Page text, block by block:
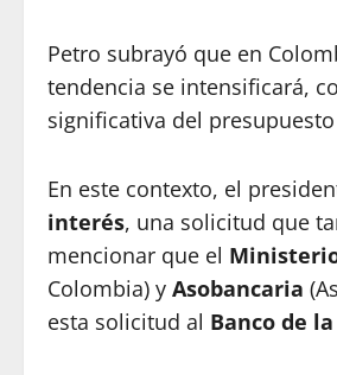
Petro subrayó que en
tendencia se intensificará,
significativa del
En este contexto, el
interés, una solicitud que
mencionar que el
Colombia) y Asobancaria
esta solicitud al Banco de